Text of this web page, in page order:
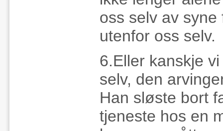
oss selv av
utenfor oss selv.
6.Eller kanskje
selv, den
Han sløste bort
tjeneste hos en